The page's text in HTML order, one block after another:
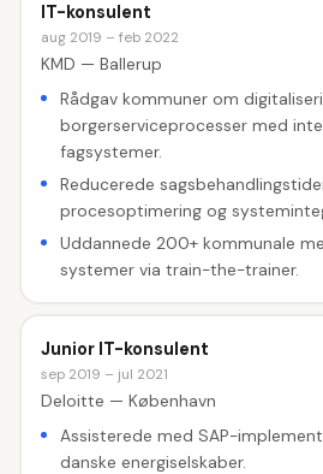
IT-konsulent
aug 2019 – feb 2022
KMD — Ballerup
Rådgav kommuner om
borgerserviceprocesser med
fagsystemer.
Reducerede
procesoptimering og
Uddannede 200+ kommunale
systemer via train-the-trainer.
Junior IT-konsulent
sep 2019 – jul 2021
Deloitte — København
Assisterede med SAP-
danske energiselskaber.